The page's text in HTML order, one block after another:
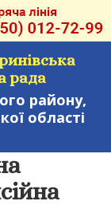
рада
району,
області